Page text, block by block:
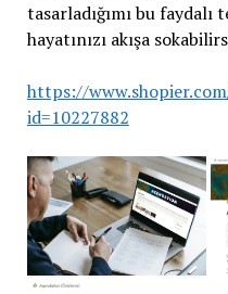
tasarladığımı bu faydalı
hayatınızı akışa
https://
id=10227882